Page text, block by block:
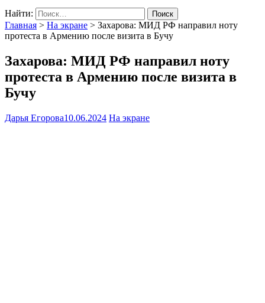
Найти:
Главная > На экране > Захарова: МИД РФ направил ноту
протеста в Армению после визита в Бучу
Захарова: МИД РФ направил ноту
протеста в Армению после визита в
Бучу
Дарья Егорова10.06.2024 На экране